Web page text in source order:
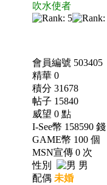
吹水使者
會員編號 503405
精華 0
積分 31678
帖子 15840
威望 0 點
I-See幣 158590 錢
GAME幣 100 個
MSN宣傳 0 次
性別
男
配偶 未婚